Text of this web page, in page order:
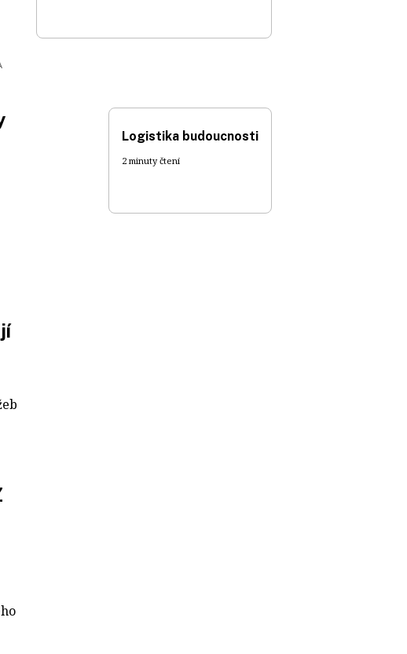
Logistika budoucnosti
2 minuty čtení